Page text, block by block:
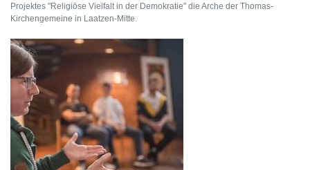
Projektes "Religiöse Vielfalt in der Demokratie" die Arche der Thomas-
Kirchengemeine in Laatzen-Mitte.